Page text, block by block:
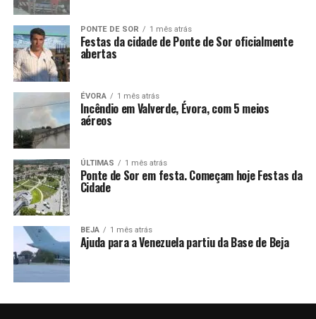
PONTE DE SOR 1 mês atrás
Festas da cidade de Ponte de Sor oficialmente
abertas
ÉVORA 1 mês atrás
Incêndio em Valverde, Évora, com 5 meios
aéreos
ÚLTIMAS 1 mês atrás
Ponte de Sor em festa. Começam hoje Festas da
Cidade
BEJA 1 mês atrás
Ajuda para a Venezuela partiu da Base de Beja